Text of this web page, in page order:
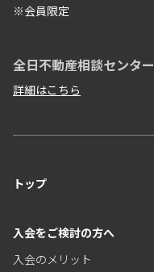
※会員限定
全日不動産相談センター
詳細はこちら
トップ
入会をご検討の方へ
入会のメリット